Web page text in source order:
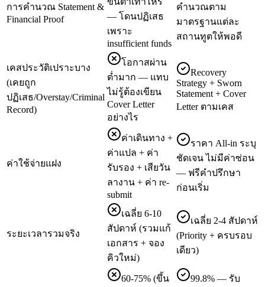
การคำนวณ Statement &
Financial Proof
— โดนปฏิเสธ
เพราะ
insufficient funds
คำนวณตาม
มาตรฐานแต่ละ
สถานทูตให้พอดี
เคสประวัติเปราะบาง
(เคยถูก
ปฏิเสธ/Overstay/Criminal
Record)
โอกาสผ่าน
ต่ำมาก — แทบ
ไม่รู้ต้องเขียน
Cover Letter
อย่างไร
Recovery
Strategy + Sworn
Statement + Cover
Letter ตามเคส
ค่าใช้จ่ายแฝง
ค่าเดินทาง +
ค่าแปล + ค่า
รับรอง + เสียวัน
ลางาน + ค่า re-
submit
ราคา All-in ระบุ
ชัดเจน ไม่มีค่าซ่อน
— ฟรีคำปรึกษา
ก่อนเริ่ม
ระยะเวลารวมจริง
เฉลี่ย 6-10
สัปดาห์ (รวมแก้
เอกสาร + จอง
คิวใหม่)
เฉลี่ย 2-4 สัปดาห์
(Priority + ครบรอบ
เดียว)
60-75% (ขึ้น
99.8% — รับ